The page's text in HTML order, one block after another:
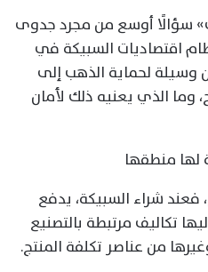
سؤالًا أوسع من مجرد جدوى
اقتصاديات السبيكة في
وسيلة لحماية الذهب إلى
وما الذي يعنيه ذلك لأمان
لها منطقها
شراء السبيكة، يدفع
تكاليف مرتبطة بالتصنيع
من عناصر تكلفة المنتج.